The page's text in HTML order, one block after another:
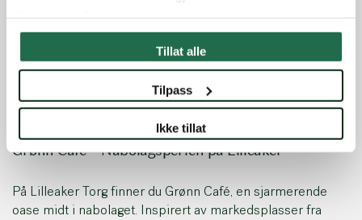
Tillat alle
Tilpass
Ikke tillat
I Lilleakerbyen finner du flere unike kaféer som hver byr
på sin egen karakteristiske sjarm.
Grønn Café – Nabolagsperlen på Lilleaker
På Lilleaker Torg finner du Grønn Café, en sjarmerende
oase midt i nabolaget. Inspirert av markedsplasser fra